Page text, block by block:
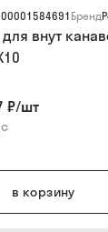
00001584691 Бренд
внут
₽/шт
в корзину